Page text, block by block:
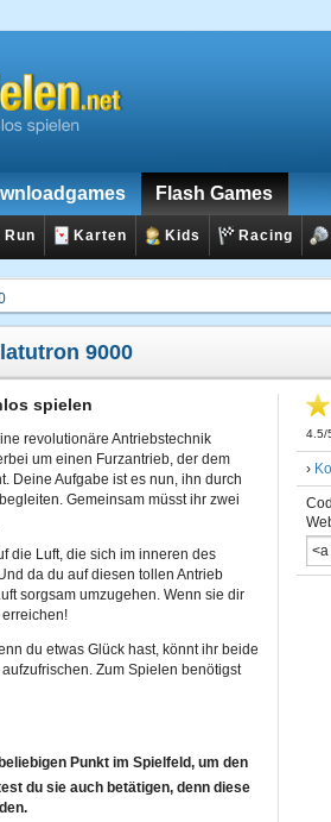
Flash Games
Run Karten Kids Racing
9000
spielen
revolutionäre Antriebstechnik
um einen Furzantrieb, der dem
Deine Aufgabe ist es nun, ihn durch
Gemeinsam müsst ihr zwei
die Luft, die sich im inneren des
da du auf diesen tollen Antrieb
sorgsam umzugehen. Wenn sie dir
du etwas Glück hast, könnt ihr beide
Zum Spielen benötigst
Punkt im Spielfeld, um den
du sie auch betätigen, denn diese
4.5/
›